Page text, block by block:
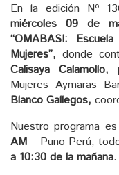
En la edición Nº
miércoles 09 de
“OMABASI:
Mujeres”, donde
Calisaya Calamollo,
Mujeres Aymaras
Blanco Gallegos,
Nuestro programa
AM – Puno Perú,
a 10:30 de la mañana.